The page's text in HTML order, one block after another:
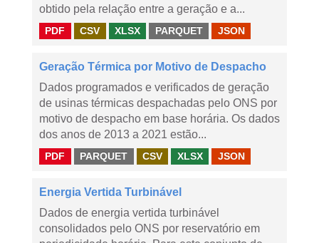
obtido pela relação entre a geração e a...
PDF CSV XLSX PARQUET JSON
Geração Térmica por Motivo de Despacho
Dados programados e verificados de geração
de usinas térmicas despachadas pelo ONS por
motivo de despacho em base horária. Os dados
dos anos de 2013 a 2021 estão...
PDF PARQUET CSV XLSX JSON
Energia Vertida Turbinável
Dados de energia vertida turbinável
consolidados pelo ONS por reservatório em